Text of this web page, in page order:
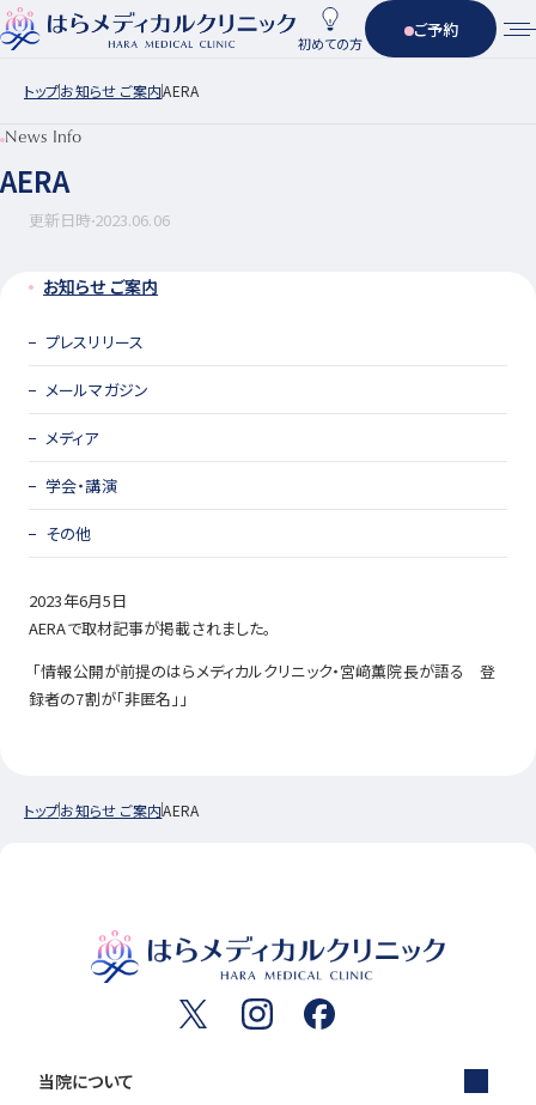
初めての方
ご予約
トップお知らせ ご案内AERA
News Info
AERA
更新日時2023.06.06
お知らせ ご案内
プレスリリース
メールマガジン
メディア
学会・講演
その他
2023年6月5日
AERAで取材記事が掲載されました。
「情報公開が前提のはらメディカルクリニック・宮﨑薫院長が語る 登
録者の7割が「非匿名」」
トップお知らせ ご案内AERA
当院について